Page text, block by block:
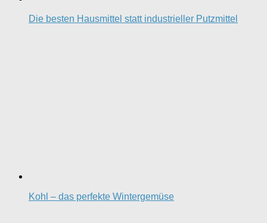
Die besten Hausmittel statt industrieller Putzmittel
Kohl – das perfekte Wintergemüse